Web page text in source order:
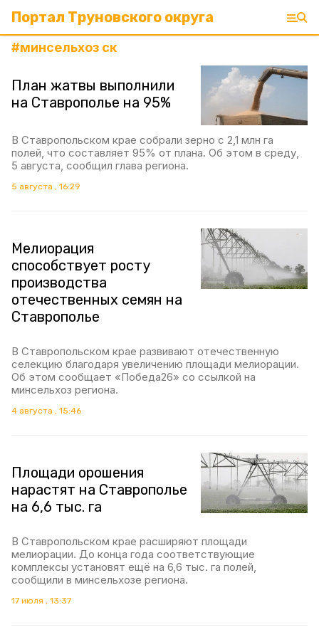
Портал Труновского округа
#минсельхоз ск
План жатвы выполнили
на Ставрополье на 95%
В Ставропольском крае собрали зерно с 2,1 млн га
полей, что составляет 95% от плана. Об этом в среду,
5 августа, сообщил глава региона.
5 августа , 16:29
Мелиорация
способствует росту
производства
отечественных семян на
Ставрополье
В Ставропольском крае развивают отечественную
селекцию благодаря увеличению площади мелиорации.
Об этом сообщает «Победа26» со ссылкой на
минсельхоз региона.
4 августа , 15:46
Площади орошения
нарастят на Ставрополье
на 6,6 тыс. га
В Ставропольском крае расширяют площади
мелиорации. До конца года соответствующие
комплексы установят ещё на 6,6 тыс. га полей,
сообщили в минсельхозе региона.
17 июля , 13:37